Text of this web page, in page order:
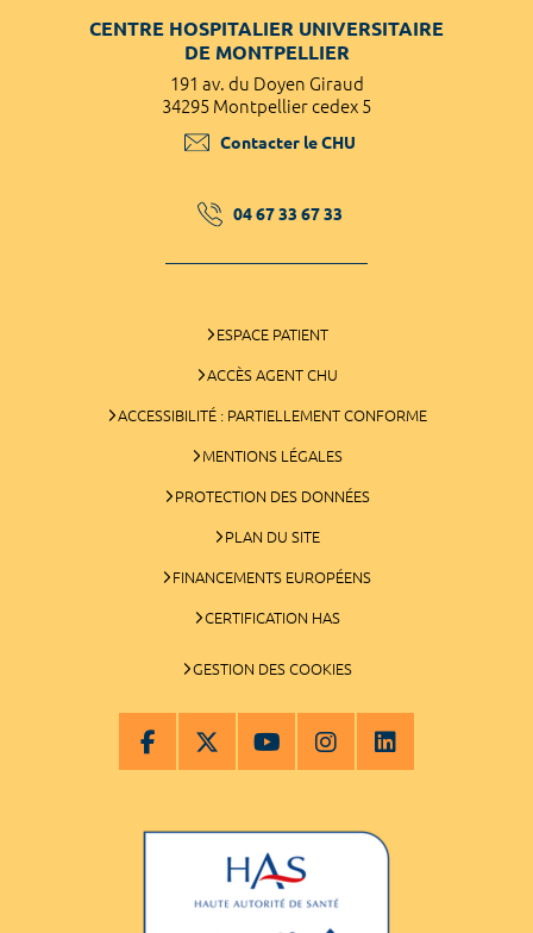
CENTRE HOSPITALIER UNIVERSITAIRE
DE MONTPELLIER
191 av. du Doyen Giraud
34295 Montpellier cedex 5
Contacter le CHU
04 67 33 67 33
ESPACE PATIENT
ACCÈS AGENT CHU
ACCESSIBILITÉ : PARTIELLEMENT CONFORME
MENTIONS LÉGALES
PROTECTION DES DONNÉES
PLAN DU SITE
FINANCEMENTS EUROPÉENS
CERTIFICATION HAS
GESTION DES COOKIES